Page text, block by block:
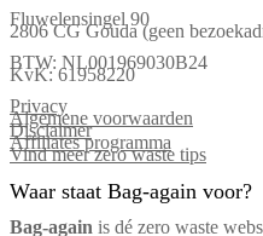
Fluwelensingel 90
2806 CG Gouda (geen
BTW: NL001969030B24
KvK: 61958220
Privacy
Algemene voorwaarden
Disclaimer
Affiliates programma
Vind meer zero waste tips
Waar staat Bag-again voor?
Bag‑again is dé zero waste